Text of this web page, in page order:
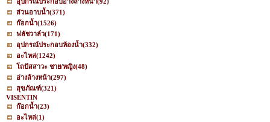
ส่วนอาบน้ำ(371)
ก๊อกน้ำ(1526)
ฟลัชวาล์ว(171)
อุปกรณ์ประกอบห้องน้ำ(332)
อะไหล่(1242)
โถปัสสาวะ ชาย/หญิง(48)
อ่างล้างหน้า(297)
สุขภัณฑ์(321)
VISENTIN
ก๊อกน้ำ(23)
อะไหล่(1)